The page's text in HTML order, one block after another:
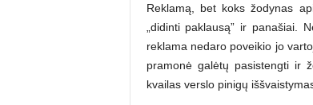
Reklamą, bet koks žodynas
„didinti paklausą” ir panašiai.
reklama nedaro poveikio jo
pramonė galėtų pasistengti ir
kvailas verslo pinigų